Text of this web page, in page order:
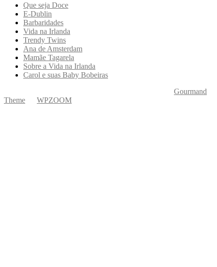
Que seja Doce
E-Dublin
Barbaridades
Vida na Irlanda
Trendy Twins
Ana de Amsterdam
Mamãe Tagarela
Sobre a Vida na Irlanda
Carol e suas Baby Bobeiras
Gourmand
Theme
WPZOOM